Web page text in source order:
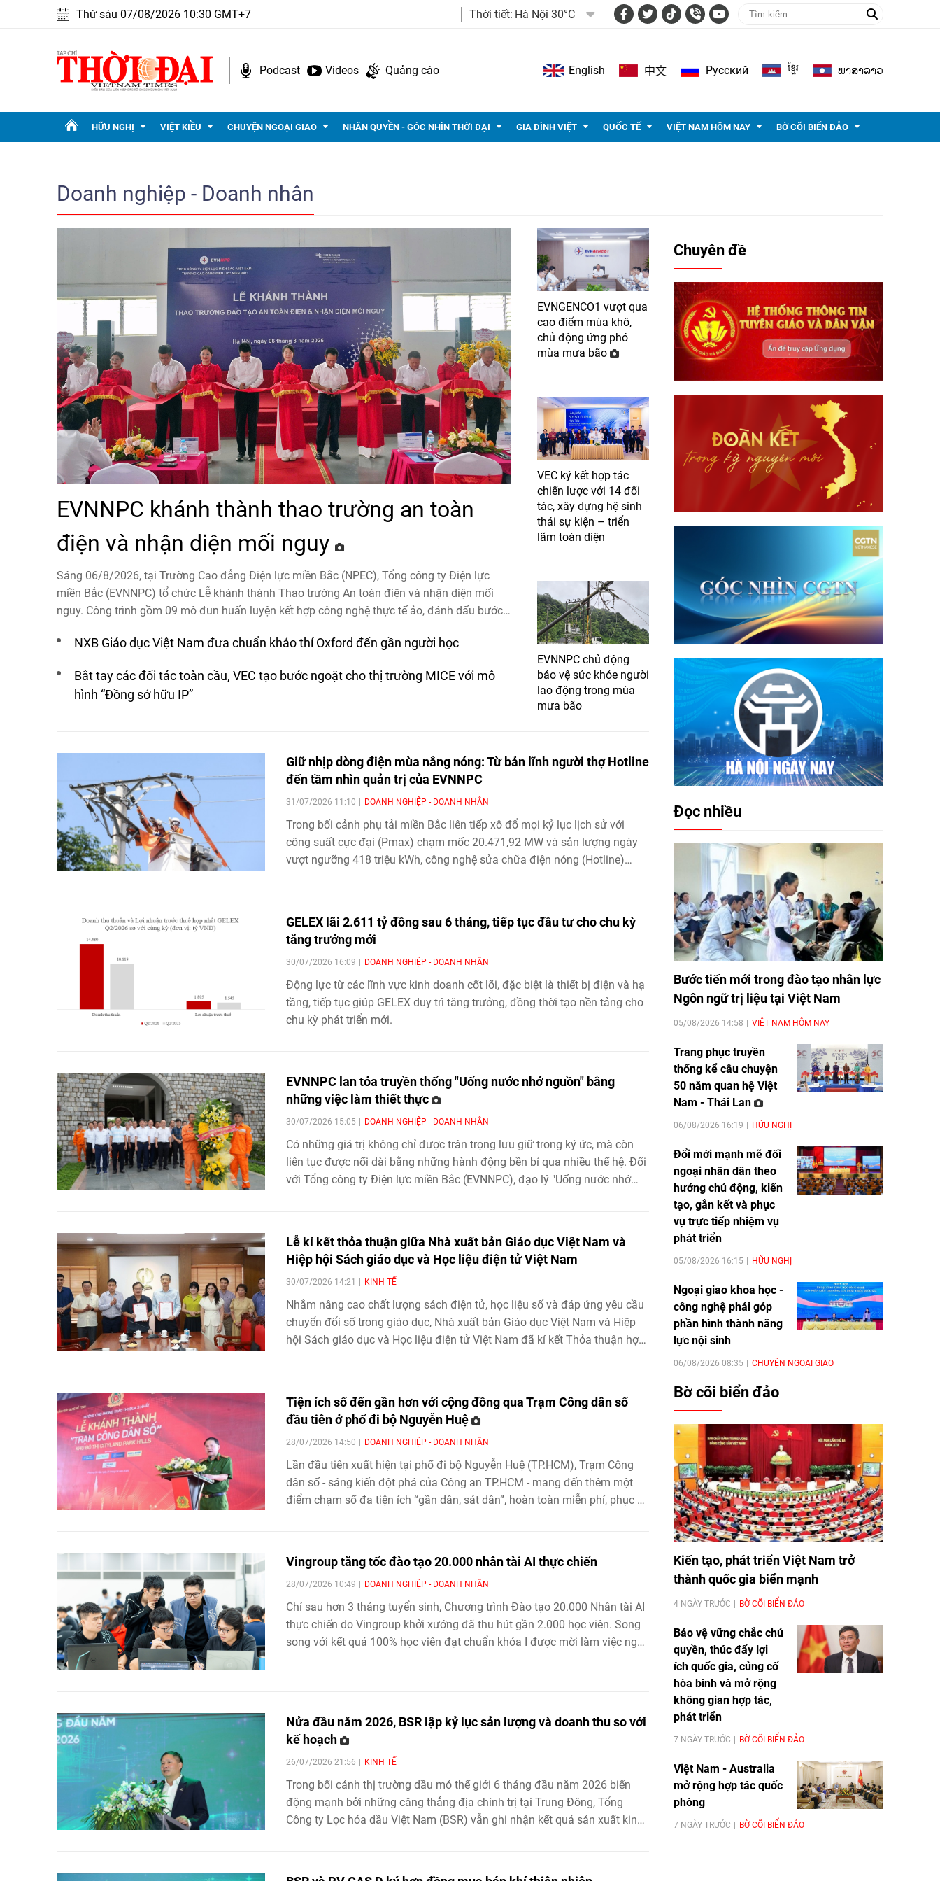
Thứ sáu 07/08/2026 10:30 GMT+7 Thời tiết: Hà Nội 30°C
Podcast Videos Quảng cáo English 中文 Pусский ខ្មែរ ພາ​ສາ​ລາວ
HỮU NGHỊ VIỆT KIỀU CHUYỆN NGOẠI GIAO NHÂN QUYỀN - GÓC NHÌN THỜI ĐẠI GIA ĐÌNH VIỆT QUỐC TẾ VIỆT NAM HÔM NAY BỜ CÕI BIỂN ĐẢO
Doanh nghiệp - Doanh nhân
EVNNPC khánh thành thao trường an toàn
điện và nhận diện mối nguy
Sáng 06/8/2026, tại Trường Cao đẳng Điện lực miền Bắc (NPEC), Tổng công ty Điện lực
miền Bắc (EVNNPC) tổ chức Lễ khánh thành Thao trường An toàn điện và nhận diện mối
nguy. Công trình gồm 09 mô đun huấn luyện kết hợp công nghệ thực tế ảo, đánh dấu bước
nguồn nhân lực và xây dựng văn hóa an toàn trong toàn Tổng công ty.
NXB Giáo dục Việt Nam đưa chuẩn khảo thí Oxford đến gần người học
Bắt tay các đối tác toàn cầu, VEC tạo bước ngoặt cho thị trường MICE với mô
hình “Đồng sở hữu IP”
EVNGENCO1 vượt qua
cao điểm mùa khô,
chủ động ứng phó
mùa mưa bão
VEC ký kết hợp tác
chiến lược với 14 đối
tác, xây dựng hệ sinh
thái sự kiện – triển
lãm toàn diện
EVNNPC chủ động
bảo vệ sức khỏe người
lao động trong mùa
mưa bão
Giữ nhịp dòng điện mùa nắng nóng: Từ bản lĩnh người thợ Hotline
đến tầm nhìn quản trị của EVNNPC
31/07/2026 11:10 DOANH NGHIỆP - DOANH NHÂN
Trong bối cảnh phụ tải miền Bắc liên tiếp xô đổ mọi kỷ lục lịch sử với
công suất cực đại (Pmax) chạm mốc 20.471,92 MW và sản lượng ngày
vượt ngưỡng 418 triệu kWh, công nghệ sửa chữa điện nóng (Hotline)
đại, nỗ lực tối ưu dịch vụ khách hàng.
GELEX lãi 2.611 tỷ đồng sau 6 tháng, tiếp tục đầu tư cho chu kỳ
tăng trưởng mới
30/07/2026 16:09 DOANH NGHIỆP - DOANH NHÂN
Động lực từ các lĩnh vực kinh doanh cốt lõi, đặc biệt là thiết bị điện và hạ
tầng, tiếp tục giúp GELEX duy trì tăng trưởng, đồng thời tạo nền tảng cho
chu kỳ phát triển mới.
EVNNPC lan tỏa truyền thống "Uống nước nhớ nguồn" bằng
những việc làm thiết thực
30/07/2026 15:05 DOANH NGHIỆP - DOANH NHÂN
Có những giá trị không chỉ được trân trọng lưu giữ trong ký ức, mà còn
liên tục được nối dài bằng những hành động bền bỉ qua nhiều thế hệ. Đối
với Tổng công ty Điện lực miền Bắc (EVNNPC), đạo lý "Uống nước nhớ
trong văn hóa doanh nghiệp, được cụ thể hóa bằng nhiều hoạt động
nghĩa tình của các đơn vị trực thuộc trên địa bàn 17 tỉnh, thành phố miền
Bắc.
Lễ kí kết thỏa thuận giữa Nhà xuất bản Giáo dục Việt Nam và
Hiệp hội Sách giáo dục và Học liệu điện tử Việt Nam
30/07/2026 14:21 KINH TẾ
Nhằm nâng cao chất lượng sách điện tử, học liệu số và đáp ứng yêu cầu
chuyển đổi số trong giáo dục, Nhà xuất bản Giáo dục Việt Nam và Hiệp
hội Sách giáo dục và Học liệu điện tử Việt Nam đã kí kết Thỏa thuận hợp
Tiện ích số đến gần hơn với cộng đồng qua Trạm Công dân số
đầu tiên ở phố đi bộ Nguyễn Huệ
28/07/2026 14:50 DOANH NGHIỆP - DOANH NHÂN
Lần đầu tiên xuất hiện tại phố đi bộ Nguyễn Huệ (TP.HCM), Trạm Công
dân số - sáng kiến đột phá của Công an TP.HCM - mang đến thêm một
điểm chạm số đa tiện ích “gần dân, sát dân”, hoàn toàn miễn phí, phục vụ
Vingroup tăng tốc đào tạo 20.000 nhân tài AI thực chiến
28/07/2026 10:49 DOANH NGHIỆP - DOANH NHÂN
Chỉ sau hơn 3 tháng tuyển sinh, Chương trình Đào tạo 20.000 Nhân tài AI
thực chiến do Vingroup khởi xướng đã thu hút gần 2.000 học viên. Song
song với kết quả 100% học viên đạt chuẩn khóa I được mời làm việc ngay
Nửa đầu năm 2026, BSR lập kỷ lục sản lượng và doanh thu so với
kế hoạch
26/07/2026 21:56 KINH TẾ
Trong bối cảnh thị trường dầu mỏ thế giới 6 tháng đầu năm 2026 biến
động mạnh bởi những căng thẳng địa chính trị tại Trung Đông, Tổng
Công ty Lọc hóa dầu Việt Nam (BSR) vẫn ghi nhận kết quả sản xuất kinh
Chuyên đề
Đọc nhiều
Bước tiến mới trong đào tạo nhân lực
Ngôn ngữ trị liệu tại Việt Nam
05/08/2026 14:58 VIỆT NAM HÔM NAY
Trang phục truyền
thống kể câu chuyện
50 năm quan hệ Việt
Nam - Thái Lan
06/08/2026 16:19 HỮU NGHỊ
Đổi mới mạnh mẽ đối
ngoại nhân dân theo
hướng chủ động, kiến
tạo, gắn kết và phục
vụ trực tiếp nhiệm vụ
phát triển
05/08/2026 16:15 HỮU NGHỊ
Ngoại giao khoa học -
công nghệ phải góp
phần hình thành năng
lực nội sinh
06/08/2026 08:35 CHUYỆN NGOẠI GIAO
Bờ cõi biển đảo
Kiến tạo, phát triển Việt Nam trở
thành quốc gia biển mạnh
4 NGÀY TRƯỚC BỜ CÕI BIỂN ĐẢO
Bảo vệ vững chắc chủ
quyền, thúc đẩy lợi
ích quốc gia, củng cố
hòa bình và mở rộng
không gian hợp tác,
phát triển
7 NGÀY TRƯỚC BỜ CÕI BIỂN ĐẢO
Việt Nam - Australia
mở rộng hợp tác quốc
phòng
7 NGÀY TRƯỚC BỜ CÕI BIỂN ĐẢO